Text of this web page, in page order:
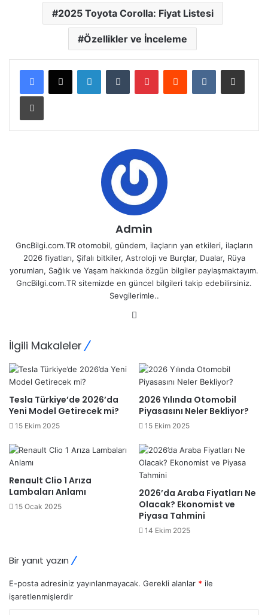
2025 Toyota Corolla: Fiyat Listesi
Özellikler ve İnceleme
LinkedInTumblr PinterestReddit VKontakteE-Posta ile paylaş
Yazdır
Admin
GncBilgi.com.TR otomobil, gündem, ilaçların yan etkileri, ilaçların
2026 fiyatları, Şifalı bitkiler, Astroloji ve Burçlar, Dualar, Rüya
yorumları, Sağlık ve Yaşam hakkında özgün bilgiler paylaşmaktayım.
GncBilgi.com.TR sitemizde en güncel bilgileri takip edebilirsiniz.
Sevgilerimle..
İlgili Makaleler
Tesla Türkiye’de 2026’da
Yeni Model Getirecek mi?
15 Ekim 2025
2026 Yılında Otomobil
Piyasasını Neler Bekliyor?
15 Ekim 2025
Renault Clio 1 Arıza
Lambaları Anlamı
15 Ocak 2025
2026’da Araba Fiyatları Ne
Olacak? Ekonomist ve
Piyasa Tahmini
14 Ekim 2025
Bir yanıt yazın
E-posta adresiniz yayınlanmayacak. Gerekli alanlar * ile
işaretlenmişlerdir